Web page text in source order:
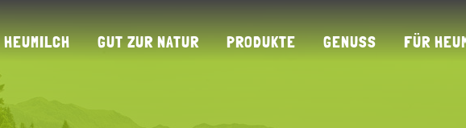
HEUMILCH GUT ZUR NATUR PRODUKTE GENUSS FÜR